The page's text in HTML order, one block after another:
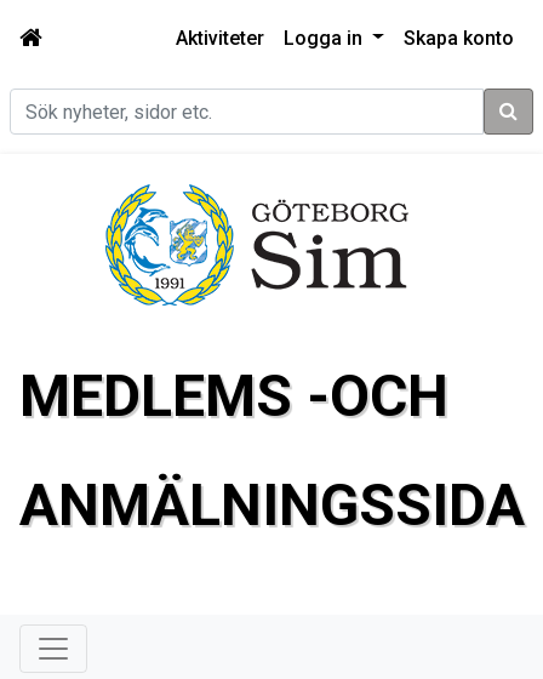
Aktiviteter Logga in Skapa konto
Sök
MEDLEMS -OCH
ANMÄLNINGSSIDA